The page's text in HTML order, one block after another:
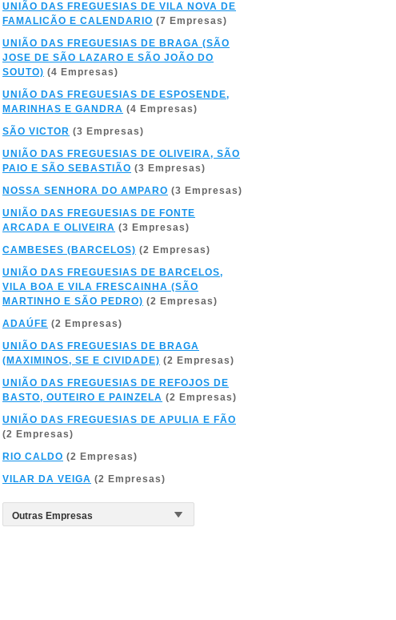
UNIÃO DAS FREGUESIAS DE VILA NOVA DE
FAMALICÃO E CALENDARIO (7 Empresas)
UNIÃO DAS FREGUESIAS DE BRAGA (SÃO
JOSE DE SÃO LAZARO E SÃO JOÃO DO
SOUTO) (4 Empresas)
UNIÃO DAS FREGUESIAS DE ESPOSENDE,
MARINHAS E GANDRA (4 Empresas)
SÃO VICTOR (3 Empresas)
UNIÃO DAS FREGUESIAS DE OLIVEIRA, SÃO
PAIO E SÃO SEBASTIÃO (3 Empresas)
NOSSA SENHORA DO AMPARO (3 Empresas)
UNIÃO DAS FREGUESIAS DE FONTE
ARCADA E OLIVEIRA (3 Empresas)
CAMBESES (BARCELOS) (2 Empresas)
UNIÃO DAS FREGUESIAS DE BARCELOS,
VILA BOA E VILA FRESCAINHA (SÃO
MARTINHO E SÃO PEDRO) (2 Empresas)
ADAÚFE (2 Empresas)
UNIÃO DAS FREGUESIAS DE BRAGA
(MAXIMINOS, SE E CIVIDADE) (2 Empresas)
UNIÃO DAS FREGUESIAS DE REFOJOS DE
BASTO, OUTEIRO E PAINZELA (2 Empresas)
UNIÃO DAS FREGUESIAS DE APULIA E FÃO
(2 Empresas)
RIO CALDO (2 Empresas)
VILAR DA VEIGA (2 Empresas)